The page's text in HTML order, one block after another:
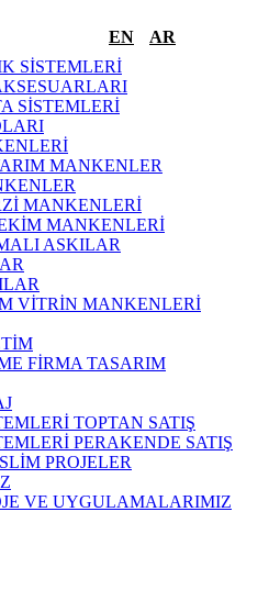
SİSTEMLERİ
SİSTEMLERİ
MANKENLER
MANKENLERİ
MANKENLERİ
ASKILAR
VİTRİN MANKENLERİ
FİRMA TASARIM
TOPTAN SATIŞ
PERAKENDE SATIŞ
PROJELER
VE UYGULAMALARIMIZ
EN AR